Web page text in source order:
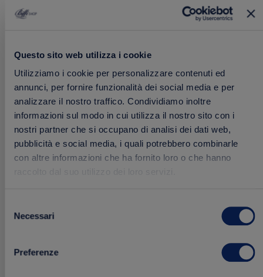
Questo sito web utilizza i cookie
Utilizziamo i cookie per personalizzare contenuti ed
annunci, per fornire funzionalità dei social media e per
analizzare il nostro traffico. Condividiamo inoltre
informazioni sul modo in cui utilizza il nostro sito con i
nostri partner che si occupano di analisi dei dati web,
pubblicità e social media, i quali potrebbero combinarle
con altre informazioni che ha fornito loro o che hanno
delNecessari
Preferenze
ai
preferiti